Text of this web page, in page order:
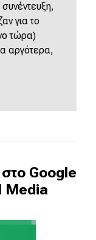
για το
τώρα)
αργότερα,
Google
Media